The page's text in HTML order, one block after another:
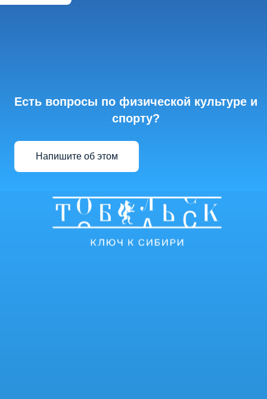
Есть вопросы по физической культуре и
спорту?
Напишите об этом